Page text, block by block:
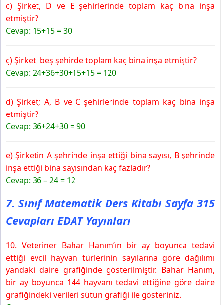
c) Şirket, D ve E şehirlerinde toplam kaç bina inşa
etmiştir?
Cevap: 15+15 = 30
ç) Şirket, beş şehirde toplam kaç bina inşa etmiştir?
Cevap: 24+36+30+15+15 = 120
d) Şirket; A, B ve C şehirlerinde toplam kaç bina inşa
etmiştir?
Cevap: 36+24+30 = 90
e) Şirketin A şehrinde inşa ettiği bina sayısı, B şehrinde
inşa ettiği bina sayısından kaç fazladır?
Cevap: 36 – 24 = 12
7. Sınıf Matematik Ders Kitabı Sayfa 315
Cevapları EDAT Yayınları
10. Veteriner Bahar Hanım’ın bir ay boyunca tedavi
ettiği evcil hayvan türlerinin sayılarına göre dağılımı
yandaki daire grafiğinde gösterilmiştir. Bahar Hanım,
bir ay boyunca 144 hayvanı tedavi ettiğine göre daire
grafiğindeki verileri sütun grafiği ile gösteriniz.